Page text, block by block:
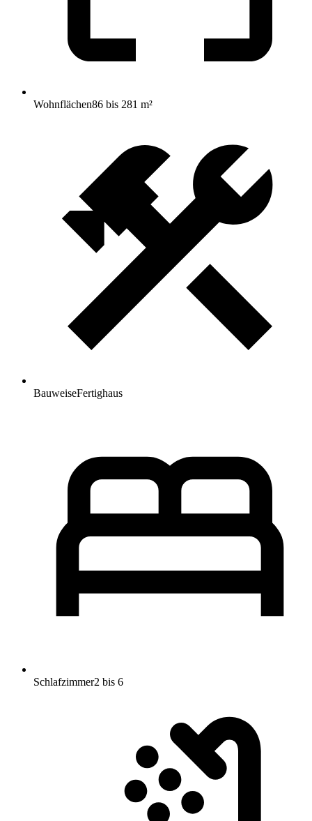
Wohnflächen86 bis 281 m²
BauweiseFertighaus
Schlafzimmer2 bis 6